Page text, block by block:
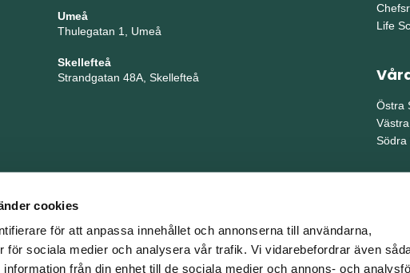
cookies
för att anpassa innehållet och annonserna till användarna,
för sociala medier och analysera vår trafik. Vi vidarebefordrar även
information från din enhet till de sociala medier och annons- och
Umeå
Thulegatan 1, Umeå
Skellefteå
Strandgatan 48A, Skellefteå
Life
Östra
Södra